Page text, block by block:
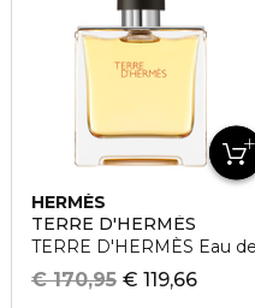
HERMÈS
TERRE D'HERMÈS
TERRE D'HERMÈS Eau
€ 119,66
€ 170,95